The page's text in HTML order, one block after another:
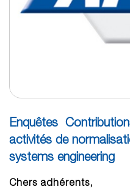
Enquêtes
activités de
systems engineering
Chers adhérents,